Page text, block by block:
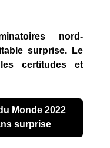
nord-
surprise. Le
certitudes et
Monde 2022
surprise